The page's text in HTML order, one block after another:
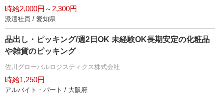
時給2,000円～2,300円
派遣社員 / 愛知県
品出し・ピッキング/週2日OK 未経験OK長期安定の化粧品
雑貨のピッキング
佐川グローバルロジスティクス株式会社
時給1,250円
アルバイト・パート / 大阪府